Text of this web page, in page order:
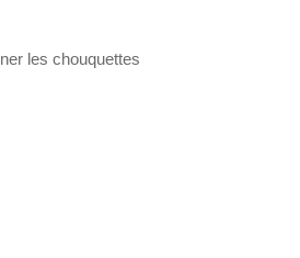
les chouquettes